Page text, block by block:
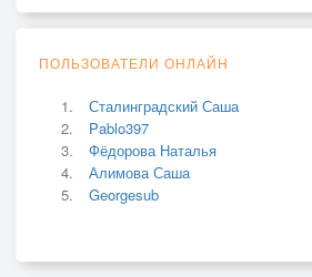
ПОЛЬЗОВАТЕЛИ ОНЛАЙН
Сталинградский Саша
Pablo397
Фёдорова Наталья
Алимова Саша
Georgesub